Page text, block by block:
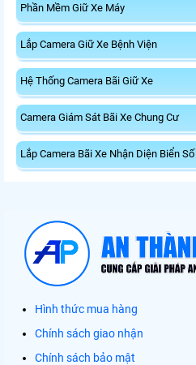
Phần Mềm Giữ Xe Máy
Lắp Camera Giữ Xe Bệnh Viện
Hệ Thống Camera Bãi Giữ Xe
Camera Giám Sát Bãi Xe Chung Cư
Lắp Camera Bãi Xe Nhận Diện Biển Số
Hình thức mua hàng
Chính sách giao nhận
Chính sách bảo mật